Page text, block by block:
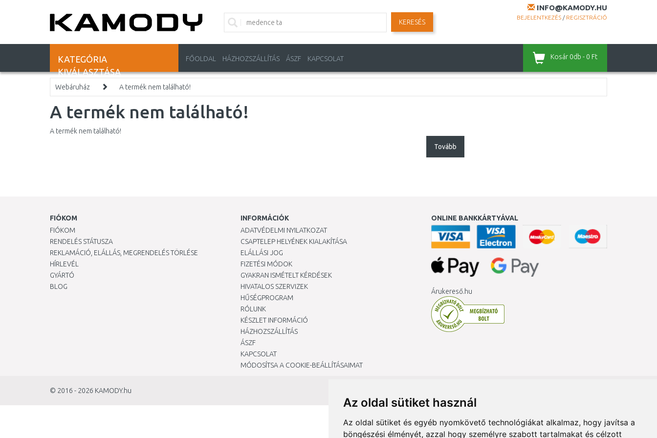
Az oldal sütiket használ
Az oldal sütiket és egyéb nyomkövető technológiákat alkalmaz, hogy javítsa a
böngészési élményét, azzal hogy személyre szabott tartalmakat és célzott
INFO@KAMODY.HU
BEJELENTKEZÉS / REGISZTRÁCIÓ
KERESÉS
KATEGÓRIA
KIVÁLASZTÁSA
FŐOLDAL HÁZHOZSZÁLLÍTÁS ÁSZF KAPCSOLAT Kosár 0db - 0 Ft
Webáruház A termék nem található!
A termék nem található!
A termék nem található!
Tovább
FIÓKOM
FIÓKOM
RENDELÉS STÁTUSZA
REKLAMÁCIÓ, ELÁLLÁS, MEGRENDELÉS TÖRLÉSE
HÍRLEVÉL
GYÁRTÓ
BLOG
INFORMÁCIÓK
ADATVÉDELMI NYILATKOZAT
CSAPTELEP HELYÉNEK KIALAKÍTÁSA
ELÁLLÁSI JOG
FIZETÉSI MÓDOK
GYAKRAN ISMÉTELT KÉRDÉSEK
HIVATALOS SZERVIZEK
HŰSÉGPROGRAM
RÓLUNK
KÉSZLET INFORMÁCIÓ
HÁZHOZSZÁLLÍTÁS
ÁSZF
KAPCSOLAT
MÓDOSÍTSA A COOKIE-BEÁLLÍTÁSAIMAT
ONLINE BANKKÁRTYÁVAL
Árukereső.hu
© 2016 - 2026 KAMODY.hu